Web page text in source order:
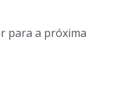
para a próxima